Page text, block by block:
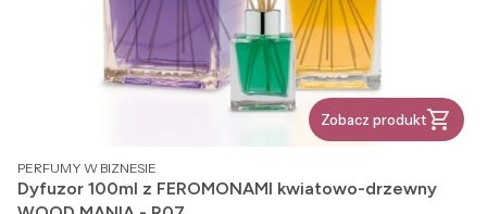
Zobacz produkt
PRODUCENT
PERFUMY W BIZNESIE
Dyfuzor 100ml z FEROMONAMI kwiatowo-drzewny